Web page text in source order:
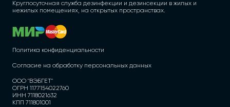
Круглосуточная служба дезинфекции и дезинсекции в жилых и
нежилых помещениях, на открытых пространствах.
Политика конфиденциальности
Согласие на обработку персональных данных
ООО "ВЭБГЕТ"
ОГРН 1177154022760
ИНН 7118021632
КПП 711801001